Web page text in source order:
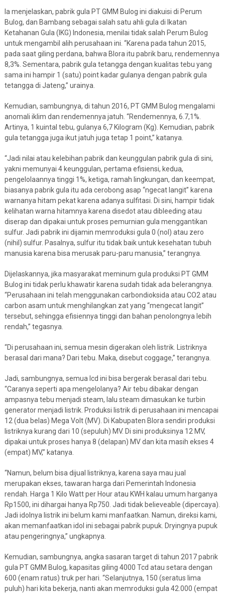
Ia menjelaskan, pabrik gula PT GMM Bulog ini diakuisi di Perum
Bulog, dan Bambang sebagai salah satu ahli gula di Ikatan
Ketahanan Gula (IKG) Indonesia, menilai tidak salah Perum Bulog
untuk mengambil alih perusahaan ini. “Karena pada tahun 2015,
pada saat giling perdana, bahwa Blora itu pabrik baru, rendemennya
8,3%. Sementara, pabrik gula tetangga dengan kualitas tebu yang
sama ini hampir 1 (satu) point kadar gulanya dengan pabrik gula
tetangga di Jateng,” urainya.
Kemudian, sambungnya, di tahun 2016, PT GMM Bulog mengalami
anomali iklim dan rendemennya jatuh. “Rendemennya, 6.7,1%.
Artinya, 1 kuintal tebu, gulanya 6,7 Kilogram (Kg). Kemudian, pabrik
gula tetangga juga ikut jatuh juga tetap 1 point,” katanya.
“Jadi nilai atau kelebihan pabrik dan keunggulan pabrik gula di sini,
yakni memunyai 4 keunggulan, pertama efisiensi, kedua,
pengelolaannya tinggi 1%, ketiga, ramah lingkungan, dan keempat,
biasanya pabrik gula itu ada cerobong asap “ngecat langit” karena
warnanya hitam pekat karena adanya sulfitasi. Di sini, hampir tidak
kelihatan warna hitamnya karena disedot atau dibleeding atau
diserap dan dipakai untuk proses pemurnian gula menggantikan
sulfur. Jadi pabrik ini dijamin memroduksi gula 0 (nol) atau zero
(nihil) sulfur. Pasalnya, sulfur itu tidak baik untuk kesehatan tubuh
manusia karena bisa merusak paru-paru manusia,” terangnya.
Dijelaskannya, jika masyarakat meminum gula produksi PT GMM
Bulog ini tidak perlu khawatir karena sudah tidak ada belerangnya.
“Perusahaan ini telah menggunakan carbondioksida atau CO2 atau
carbon asam untuk menghilangkan zat yang “mengecat langit”
tersebut, sehingga efisiennya tinggi dan bahan penolongnya lebih
rendah,” tegasnya.
“Di perusahaan ini, semua mesin digerakan oleh listrik. Listriknya
berasal dari mana? Dari tebu. Maka, disebut coggage,” terangnya.
Jadi, sambungnya, semua lcd ini bisa bergerak berasal dari tebu.
“Caranya seperti apa mengelolanya? Air tebu dibakar dengan
ampasnya tebu menjadi steam, lalu steam dimasukan ke turbin
generator menjadi listrik. Produksi listrik di perusahaan ini mencapai
12 (dua belas) Mega Volt (MV). Di Kabupaten Blora sendiri produksi
listriknya kurang dari 10 (sepuluh) MV. Di sini produksinya 12 MV,
dipakai untuk proses hanya 8 (delapan) MV dan kita masih ekses 4
(empat) MV,” katanya.
“Namun, belum bisa dijual listriknya, karena saya mau jual
merupakan ekses, tawaran harga dari Pemerintah Indonesia
rendah. Harga 1 Kilo Watt per Hour atau KWH kalau umum harganya
Rp1500, ini dihargai hanya Rp750. Jadi tidak believeable (dipercaya).
Jadi idolnya listrik ini belum kami manfaatkan. Namun, direksi kami,
akan memanfaatkan idol ini sebagai pabrik pupuk. Dryingnya pupuk
atau pengeringnya,” ungkapnya.
Kemudian, sambungnya, angka sasaran target di tahun 2017 pabrik
gula PT GMM Bulog, kapasitas giling 4000 Tcd atau setara dengan
600 (enam ratus) truk per hari. “Selanjutnya, 150 (seratus lima
puluh) hari kita bekerja, nanti akan memroduksi gula 42.000 (empat